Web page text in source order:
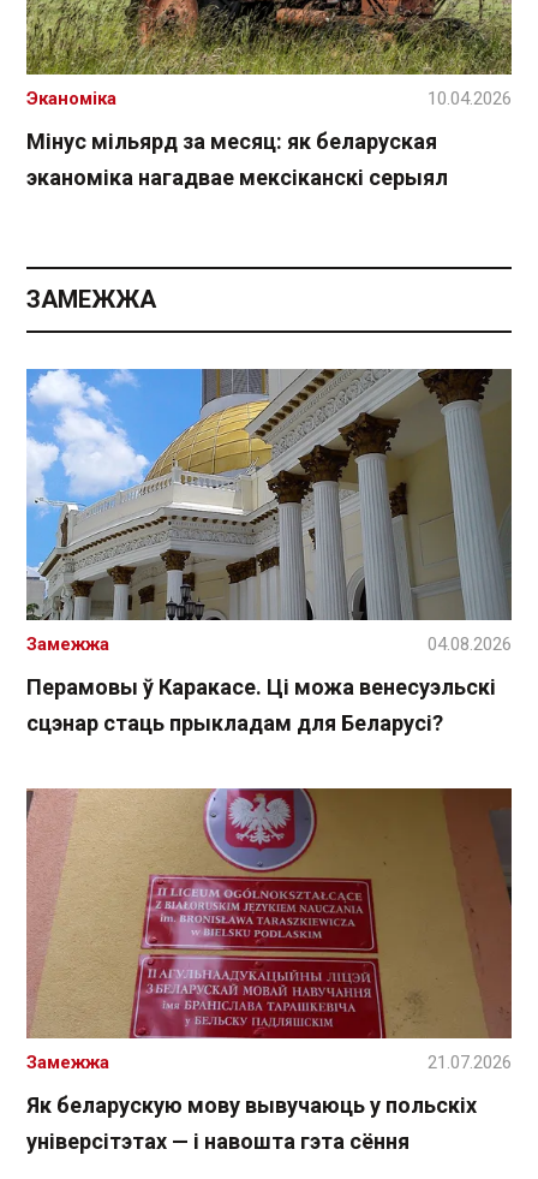
Мінус мільярд за месяц: як беларуская
эканоміка нагадвае мексіканскі серыял
Эканоміка 10.04.2026
ЗАМЕЖЖА
Перамовы ў Каракасе. Ці можа венесуэльскі
сцэнар стаць прыкладам для Беларусі?
Замежжа 04.08.2026
Як беларускую мову вывучаюць у польскіх
універсітэтах — і навошта гэта сёння
Замежжа 21.07.2026